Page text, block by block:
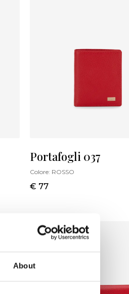
About
Portafogli 037
Colore: ROSSO
€ 77